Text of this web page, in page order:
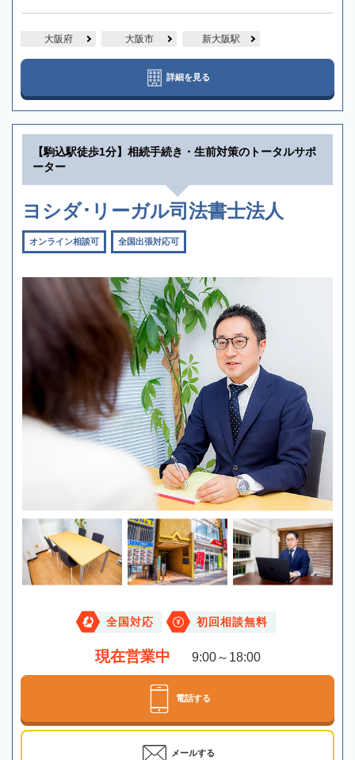
大阪府 大阪市 新大阪駅
詳細を見る
【駒込駅徒歩1分】相続手続き・生前対策のトータルサポ
ーター
ヨシダ･リーガル司法書士法人
オンライン相談可 全国出張対応可
全国対応 初回相談無料
現在営業中 9:00～18:00
電話する
メールする